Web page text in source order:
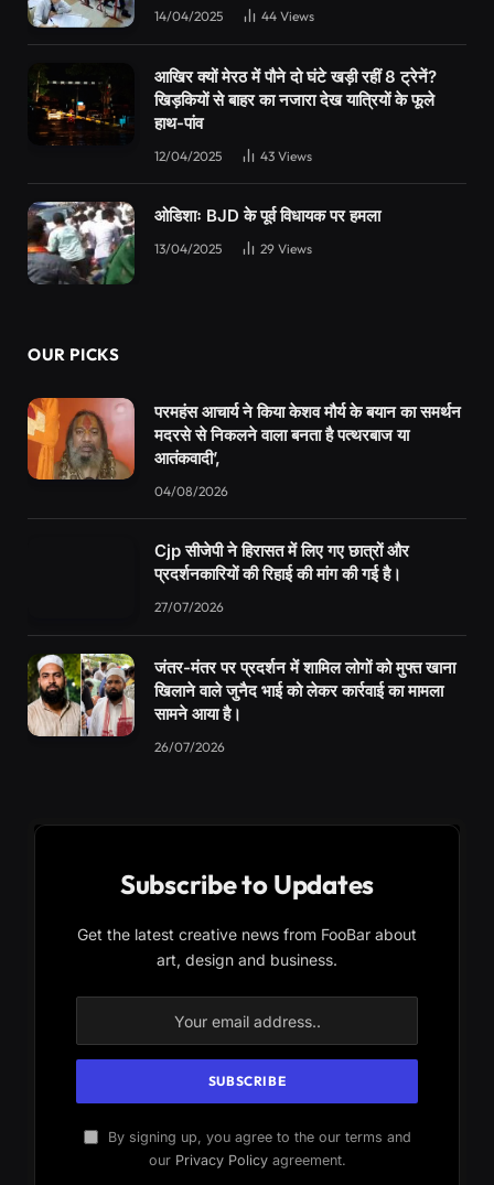
14/04/2025 44 Views
आखिर क्यों मेरठ में पौने दो घंटे खड़ी रहीं 8 ट्रेनें?
खिड़कियों से बाहर का नजारा देख यात्रियों के फूले
हाथ-पांव
12/04/2025 43 Views
ओडिशाः BJD के पूर्व विधायक पर हमला
13/04/2025 29 Views
OUR PICKS
परमहंस आचार्य ने किया केशव मौर्य के बयान का समर्थन
मदरसे से निकलने वाला बनता है पत्थरबाज या
आतंकवादी’,
04/08/2026
Cjp सीजेपी ने हिरासत में लिए गए छात्रों और
प्रदर्शनकारियों की रिहाई की मांग की गई है।
27/07/2026
जंतर-मंतर पर प्रदर्शन में शामिल लोगों को मुफ्त खाना
खिलाने वाले जुनैद भाई को लेकर कार्रवाई का मामला
सामने आया है।
26/07/2026
Subscribe to Updates
Get the latest creative news from FooBar about
art, design and business.
By signing up, you agree to the our terms and
our Privacy Policyagreement.